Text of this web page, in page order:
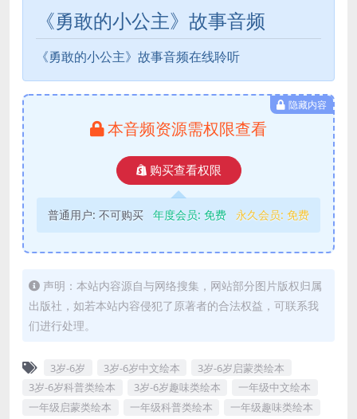
《勇敢的小公主》故事音频
《勇敢的小公主》故事音频在线聆听
隐藏内容
本音频资源需权限查看
购买查看权限
普通用户: 不可购买 年度会员: 免费 永久会员: 免费
声明：本站内容源自与网络搜集，网站部分图片版权归属
出版社，如若本站内容侵犯了原著者的合法权益，可联系我
们进行处理。
3岁-6岁 3岁-6岁中文绘本
3岁-6岁启蒙类绘本
3岁-6岁科普类绘本
3岁-6岁趣味类绘本
一年级中文绘本
一年级启蒙类绘本
一年级科普类绘本
一年级趣味类绘本